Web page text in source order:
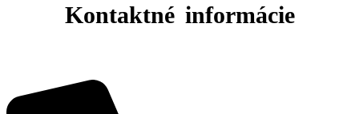
Kontaktné informácie